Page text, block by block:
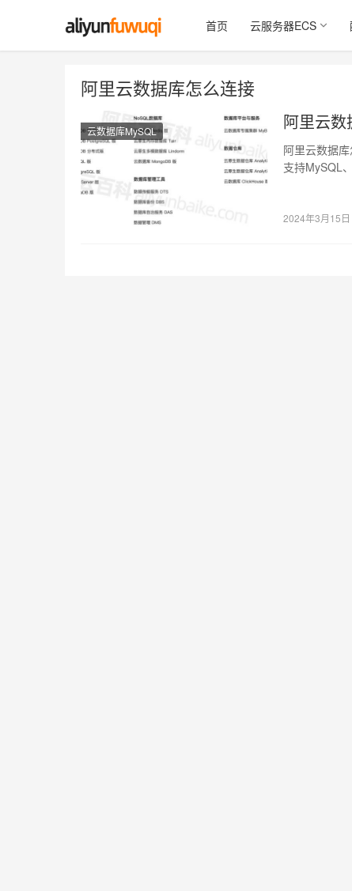
首页 云服务器ECS
阿里云数据库怎么连接
云数据库MySQL 阿里云
阿里云数据
支持MySQL
2024年3月15日